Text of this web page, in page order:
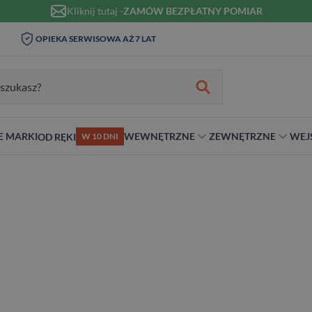
Kliknij tutaj -ZAMÓW BEZPŁATNY POMIAR
WIZYTA I POMIAR W DOMU 0
ZŁ
MARKIOD RĘKI W 10 DNI WEWNĘTRZNE ZEWNĘTRZNE